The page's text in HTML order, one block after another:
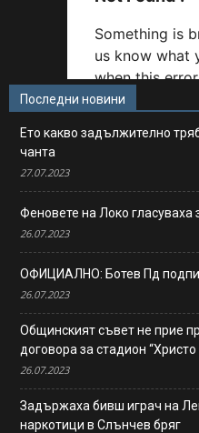
Последни новини
Ето какво задължително
чанта
27.07.2023
Феновете на Локо гласуваха
26.07.2023
ОФИЦИАЛНО: Ботев Пд
26.07.2023
Общинският съвет не прие
договора за стадион “Христо
26.07.2023
Задържаха бивш играч на
наркотици в Слънчев бряг